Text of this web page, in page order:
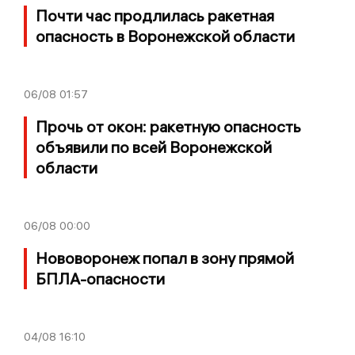
Почти час продлилась ракетная
опасность в Воронежской области
06/08 01:57
Прочь от окон: ракетную опасность
объявили по всей Воронежской
области
06/08 00:00
Нововоронеж попал в зону прямой
БПЛА-опасности
04/08 16:10